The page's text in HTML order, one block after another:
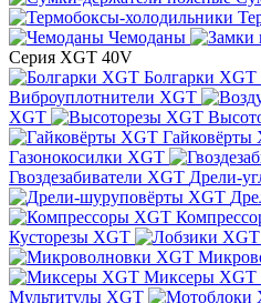
Чемоданы
Серия XGT 40V
Болгарки XGT
Виброуплотнители XGT
XGT
Гайковёрты
Газонокосилки XGT
Гвоздезабиватели XGT Дрели-
Кусторезы XGT
Миксеры XGT
Мультитулы XGT